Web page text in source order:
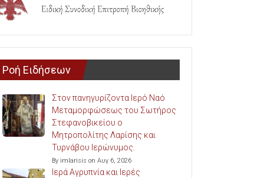
Ροή Ειδήσεων
Στον πανηγυρίζοντα Ιερό Ναό
Μεταμορφώσεως του Σωτήρος
Στεφανοβικείου ο
Μητροπολίτης Λαρίσης και
Τυρνάβου Ιερώνυμος.
By imlarisis on Αυγ 6, 2026
Ιερά Αγρυπνία και Ιερές